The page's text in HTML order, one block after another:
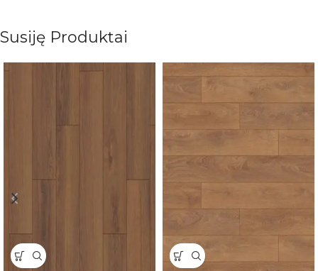
Susiję Produktai